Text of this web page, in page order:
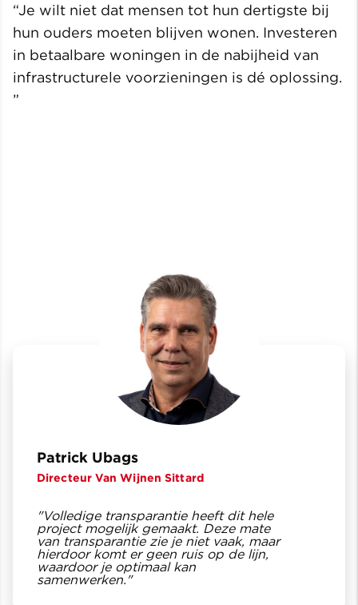
“Je wilt niet dat mensen tot hun dertigste bij
hun ouders moeten blijven wonen. Investeren
in betaalbare woningen in de nabijheid van
infrastructurele voorzieningen is dé oplossing.
”
Patrick Ubags
Directeur Van Wijnen Sittard
"Volledige transparantie heeft dit hele
project mogelijk gemaakt. Deze mate
van transparantie zie je niet vaak, maar
hierdoor komt er geen ruis op de lijn,
waardoor je optimaal kan
samenwerken."